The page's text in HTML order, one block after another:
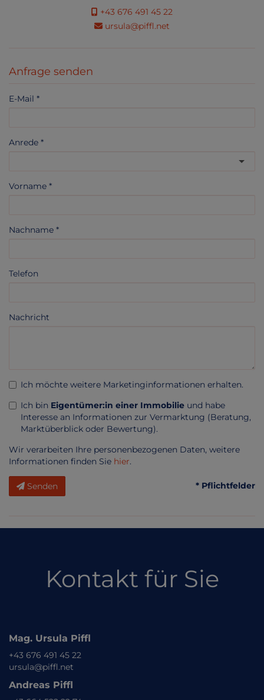
+43 676 491 45 22
ursula@piffl.net
Anfrage senden
E-Mail
Anrede
Vorname
Nachname
Telefon
Nachricht
Ich möchte weitere Marketinginformationen erhalten.
Ich bin Eigentümer:in einer Immobilie und habe
Interesse an Informationen zur Vermarktung (Beratung,
Marktüberblick oder Bewertung).
Wir verarbeiten Ihre personenbezogenen Daten, weitere
Informationen finden Sie hier.
Senden * Pflichtfelder
Kontakt für Sie
Mag. Ursula Piffl
+43 676 491 45 22
ursula@piffl.net
Andreas Piffl